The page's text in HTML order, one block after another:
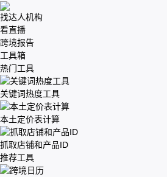
找达人机构
看直播
跨境报告
工具箱
热门工具
关键词热度工具
本土定价表计算
抓取店铺和产品ID
推荐工具